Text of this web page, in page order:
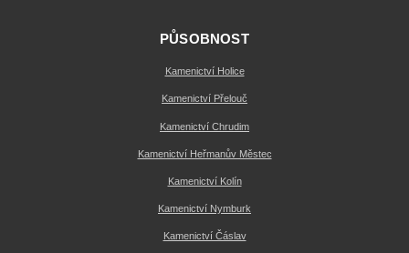
PŮSOBNOST
Kamenictví Holice
Kamenictví Přelouč
Kamenictví Chrudim
Kamenictví Heřmanův Městec
Kamenictví Kolín
Kamenictví Nymburk
Kamenictví Čáslav